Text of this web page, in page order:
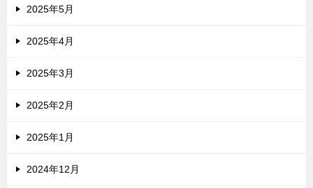
2025年5月
2025年4月
2025年3月
2025年2月
2025年1月
2024年12月